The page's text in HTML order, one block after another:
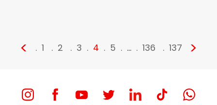
< 1 2 3 4 5 … 136 137 >